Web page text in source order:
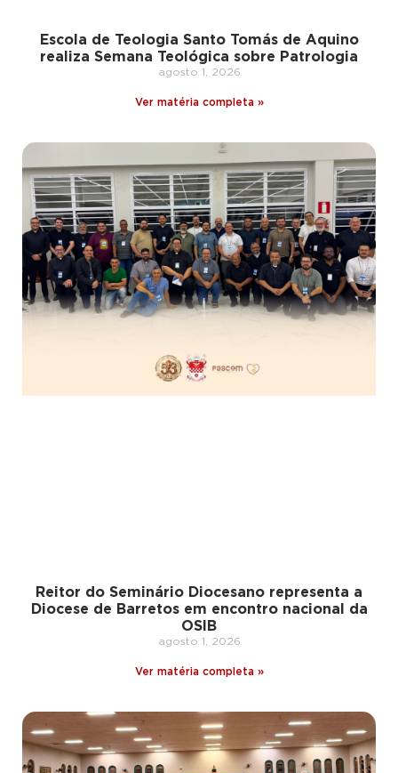
Escola de Teologia Santo Tomás de Aquino
realiza Semana Teológica sobre Patrologia
agosto 1, 2026
Ver matéria completa »
Reitor do Seminário Diocesano representa a
Diocese de Barretos em encontro nacional da
OSIB
agosto 1, 2026
Ver matéria completa »